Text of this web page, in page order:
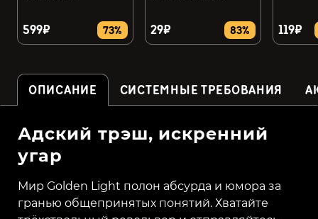
599₽ 73% 29₽ 83% 119₽
ОПИСАНИЕ СИСТЕМНЫЕ ТРЕБОВАНИЯ
Адский трэш, искренний
угар
Мир Golden Light полон абсурда и юмора за
гранью общепринятых понятий. Хватайте